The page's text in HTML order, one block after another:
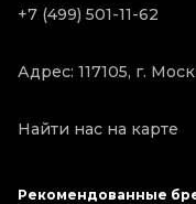
+7 (499) 501-11-62
Адрес: 117105, г.
Найти нас на карте
Рекомендованные